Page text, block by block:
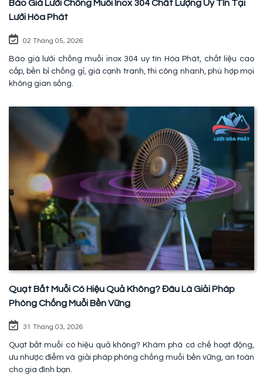
Báo Giá Lưới Chống Muỗi Inox 304 Chất Lượng Uy Tín Tại
Lưới Hòa Phát
02 Tháng 05, 2026
Báo giá lưới chống muỗi inox 304 uy tín Hòa Phát, chất liệu cao
cấp, bền bỉ chống gỉ, giá cạnh tranh, thi công nhanh, phù hợp mọi
không gian sống.
Quạt Bắt Muỗi Có Hiệu Quả Không? Đâu Là Giải Pháp
Phòng Chống Muỗi Bền Vững
31 Tháng 03, 2026
Quạt bắt muỗi có hiệu quả không? Khám phá cơ chế hoạt động,
ưu nhược điểm và giải pháp phòng chống muỗi bền vững, an toàn
cho gia đình bạn.